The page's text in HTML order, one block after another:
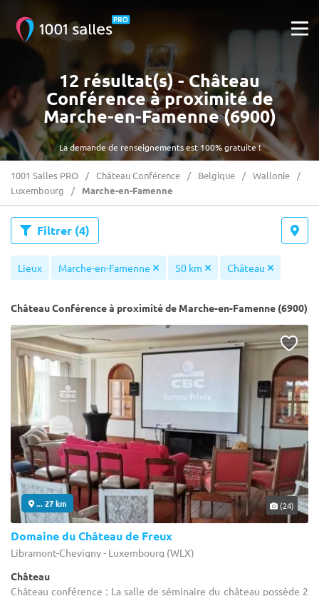
La demande de renseignements est 100% gratuite !
12 résultat(s) - Château
Conférence à proximité de
Marche-en-Famenne (6900)
1001 Salles PRO Château Conférence Belgique
Wallonie
Luxembourg
Marche-en-Famenne
Filtrer (4)
Lieux Marche-en-Famenne 50 km Château
Château Conférence à proximité de Marche-en-Famenne (6900)
... 27 km (24)
Domaine du Château de Freux
Libramont-Chevigny - Luxembourg (WLX)
Château
Château conférence : La salle de séminaire du château possède 2